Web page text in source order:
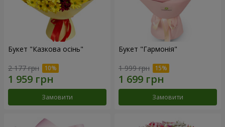
Букет "Казкова осінь"
2 177 грн
Замовити
Букет "Гармонія"
1 999 грн
Замовити